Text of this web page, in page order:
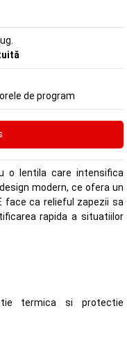
de program
o lentila care intensifica
modern, ce ofera un
face ca relieful zapezii sa
rapida a situatiilor
termica si protectie